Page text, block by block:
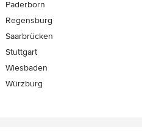
Paderborn
Regensburg
Saarbrücken
Stuttgart
Wiesbaden
Würzburg